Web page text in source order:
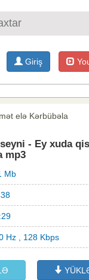
Giriş
elə Kərbübəla
- Ey xuda
mp3
Mb
Hz , 128 Kbps